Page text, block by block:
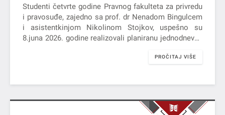
Studenti četvrte godine Pravnog fakulteta za privredu
i pravosuđe, zajedno sa prof. dr Nenadom Bingulcem
i asistentkinjom Nikolinom Stojkov, uspešno su
8.juna 2026. godine realizovali planiranu jednodnevnu
PROČITAJ VIŠE